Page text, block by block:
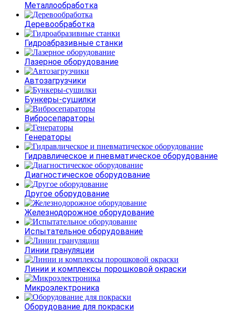
Металлообработка
Деревообработка
Гидроабразивные станки
Лазерное оборудование
Автозагрузчики
Бункеры-сушилки
Вибросепараторы
Генераторы
Гидравлическое и пневматическое оборудование
Диагностическое оборудование
Другое оборудование
Железнодорожное оборудование
Испытательное оборудование
Линии грануляции
Линии и комплексы порошковой окраски
Микроэлектроника
Оборудование для покраски